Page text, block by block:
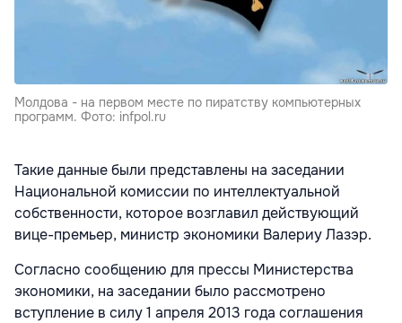
Молдова - на первом месте по пиратству компьютерных
программ. Фото: infpol.ru
Такие данные были представлены на заседании
Национальной комиссии по интеллектуальной
собственности, которое возглавил действующий
вице-премьер, министр экономики Валериу Лазэр.
Согласно сообщению для прессы Министерства
экономики, на заседании было рассмотрено
вступление в силу 1 апреля 2013 года соглашения